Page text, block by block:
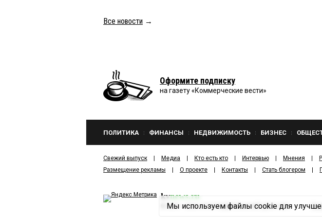
Все новости →
Оформите подписку
на газету «Коммерческие вести»
ПОЛИТИКА ФИНАНСЫ НЕДВИЖИМОСТЬ БИЗНЕС
Свежий выпуск Медиа Кто есть кто Интервью Мнения
Размещение рекламы
О проекте Контакты Стать блогером
kvnews.ru
2001—2026ООО ИЗДАТЕЛЬСКИЙ ДОМ «КВ».
Мы используем файлы cookie для